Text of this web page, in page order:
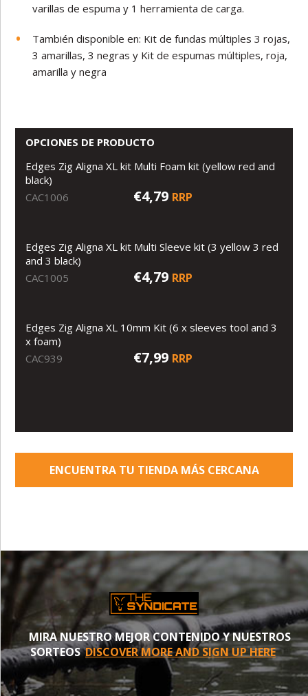
varillas de espuma y 1 herramienta de carga.
También disponible en: Kit de fundas múltiples 3 rojas,
3 amarillas, 3 negras y Kit de espumas múltiples, roja,
amarilla y negra
OPCIONES DE PRODUCTO
Edges Zig Aligna XL kit Multi Foam kit (yellow red and
black)
CAC1006
€4,79 RRP
Edges Zig Aligna XL kit Multi Sleeve kit (3 yellow 3 red
and 3 black)
CAC1005
€4,79 RRP
Edges Zig Aligna XL 10mm Kit (6 x sleeves tool and 3
x foam)
CAC939
€7,99 RRP
ENCUENTRA TU TIENDA MÁS CERCANA
MIRA NUESTRO MEJOR CONTENIDO Y NUESTROS
SORTEOSDISCOVER MORE AND SIGN UP HERE